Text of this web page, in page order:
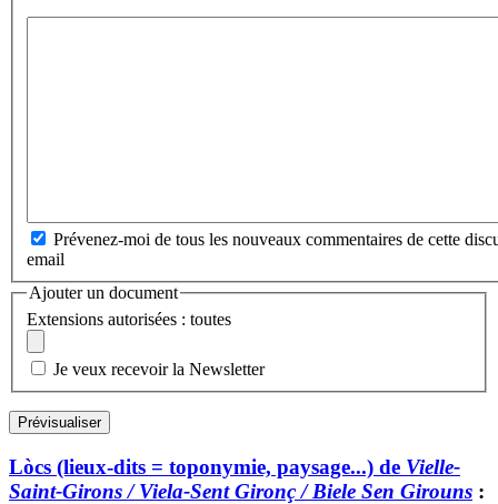
Prévenez-moi de tous les nouveaux commentaires de cette
email
Ajouter un document
Extensions autorisées : toutes
Je veux recevoir la Newsletter
Lòcs (lieux-dits = toponymie, paysage...) de Vielle-
Saint-Girons / Viela-Sent Gironç / Biele Sen Girouns :